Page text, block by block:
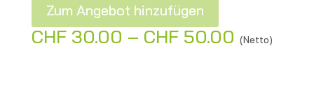
Zum Angebot hinzufügen
A
CHF30.00 – CHF50.00 (Netto)